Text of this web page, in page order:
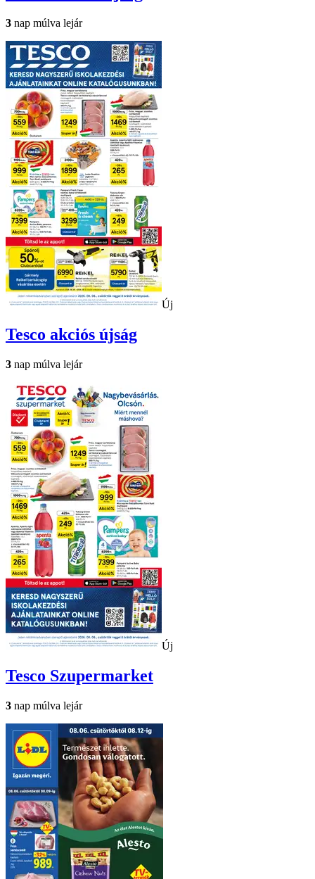
3 nap múlva lejár
Új
Tesco akciós újság
3 nap múlva lejár
Új
Tesco Szupermarket
3 nap múlva lejár